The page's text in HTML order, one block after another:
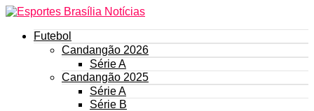
Futebol
Candangão 2026
Série A
Candangão 2025
Série A
Série B